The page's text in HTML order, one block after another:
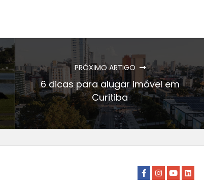
PRÓXIMO ARTIGO
6 dicas para alugar imóvel em
Curitiba